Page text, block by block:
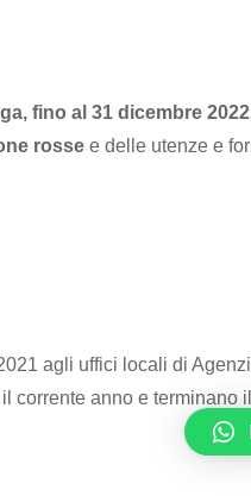
fino al 31 dicembre
rosse e delle utenze e
agli uffici locali di
corrente anno e terminano